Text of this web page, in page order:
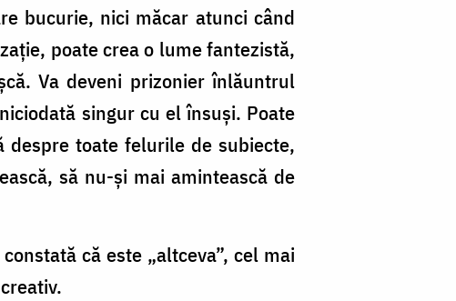
bucurie, nici măcar atunci când
poate crea o lume fantezistă,
Va deveni prizonier înlăuntrul
singur cu el însuşi. Poate
despre toate felurile de subiecte,
să nu-şi mai amintească de
că este „altceva”, cel mai